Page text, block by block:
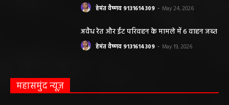
हेमंत वैष्णव 9131614309 - May 24, 2026
अवैध रेत और ईंट परिवहन के मामले में 6 वाहन जब्त
हेमंत वैष्णव 9131614309 - May 19, 2026
महासमुंद न्यूज़